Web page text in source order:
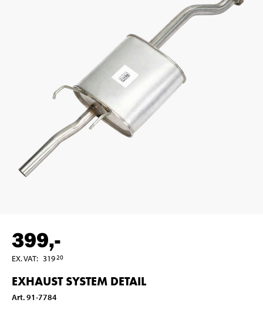
399,-
EX. VAT: 31920
EXHAUST SYSTEM DETAIL
Art.91-7784